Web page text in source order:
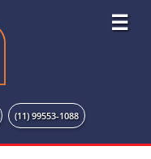
☰
(11) 99553-1088